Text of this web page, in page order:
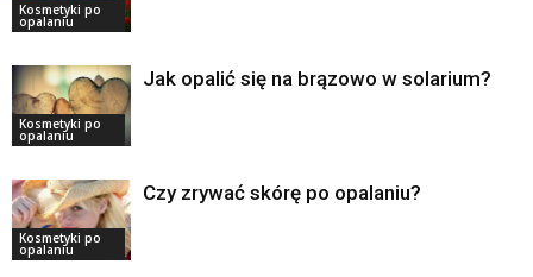
Kosmetyki po
opalaniu
Kosmetyki po
opalaniu
Jak opalić się na brązowo w solarium?
Kosmetyki po
opalaniu
Czy zrywać skórę po opalaniu?